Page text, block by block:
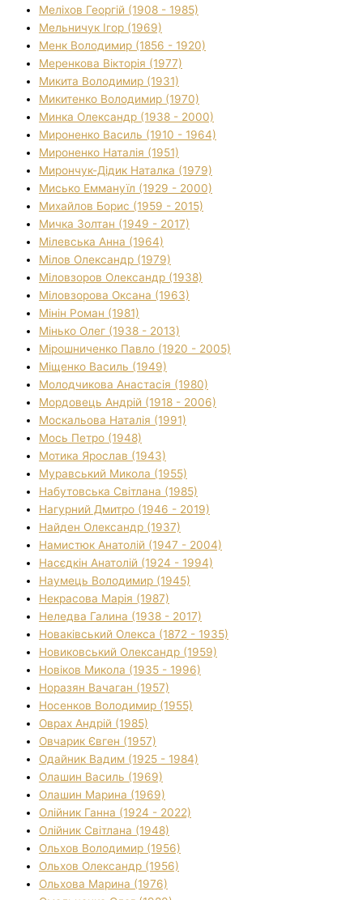
Меліхов Георгій (1908 - 1985)
Мельничук Ігор (1969)
Менк Володимир (1856 - 1920)
Меренкова Вікторія (1977)
Микита Володимир (1931)
Микитенко Володимир (1970)
Минка Олександр (1938 - 2000)
Мироненко Василь (1910 - 1964)
Мироненко Наталія (1951)
Мирончук-Дідик Наталка (1979)
Мисько Еммануїл (1929 - 2000)
Михайлов Борис (1959 - 2015)
Мичка Золтан (1949 - 2017)
Мілевська Анна (1964)
Мілов Олександр (1979)
Міловзоров Олександр (1938)
Міловзорова Оксана (1963)
Мінін Роман (1981)
Мінько Олег (1938 - 2013)
Мірошниченко Павло (1920 - 2005)
Міщенко Василь (1949)
Молодчикова Анастасія (1980)
Мордовець Андрій (1918 - 2006)
Москальова Наталія (1991)
Мось Петро (1948)
Мотика Ярослав (1943)
Муравський Микола (1955)
Набутовська Світлана (1985)
Нагурний Дмитро (1946 - 2019)
Найден Олександр (1937)
Намистюк Анатолій (1947 - 2004)
Насєдкін Анатолій (1924 - 1994)
Наумець Володимир (1945)
Некрасова Марія (1987)
Неледва Галина (1938 - 2017)
Новаківський Олекса (1872 - 1935)
Новиковський Олександр (1959)
Новіков Микола (1935 - 1996)
Норазян Вачаган (1957)
Носенков Володимир (1955)
Оврах Андрій (1985)
Овчарик Євген (1957)
Одайник Вадим (1925 - 1984)
Олашин Василь (1969)
Олашин Марина (1969)
Олійник Ганна (1924 - 2022)
Олійник Світлана (1948)
Ольхов Володимир (1956)
Ольхов Олександр (1956)
Ольхова Марина (1976)